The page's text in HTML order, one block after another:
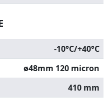
-10°C/+40°C
ø48mm 120 micron
410 mm